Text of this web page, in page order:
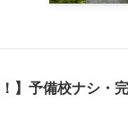
！】予備校ナシ・